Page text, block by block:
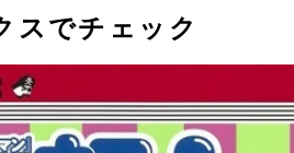
スでチェック